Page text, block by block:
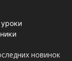
новинок